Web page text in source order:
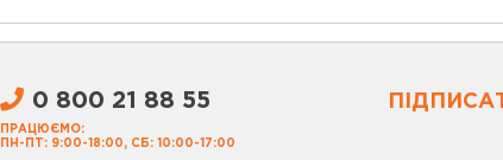
0 800 21 88 55
ПРАЦЮЄМО:
ПН-ПТ: 9:00-18:00, СБ: 10:00-17:00